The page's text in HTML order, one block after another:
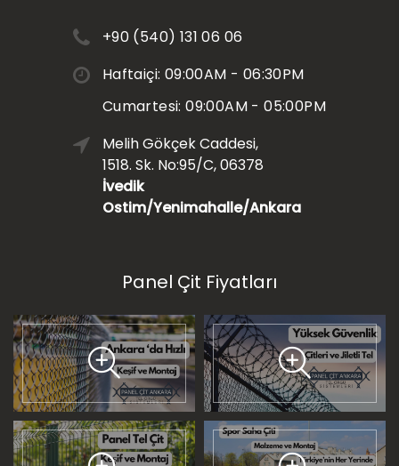
+90 (540) 131 06 06
Haftaiçi: 09:00AM - 06:30PM
Cumartesi: 09:00AM - 05:00PM
Melih Gökçek Caddesi,
1518. Sk. No:95/C, 06378
İvedik
Ostim/Yenimahalle/Ankara
Panel Çit Fiyatları